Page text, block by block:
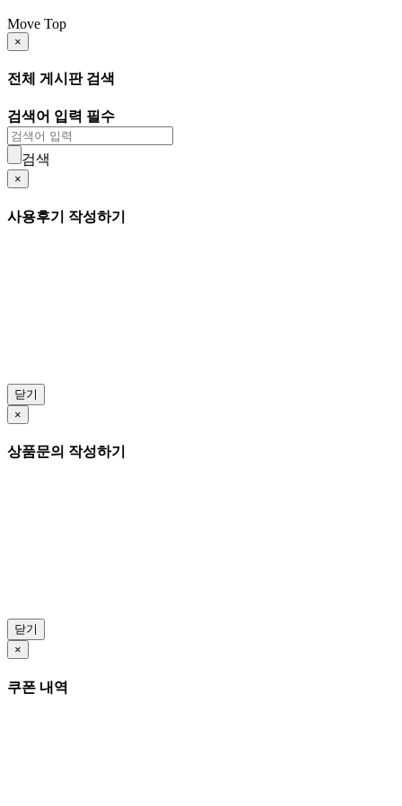
Move Top
×
전체 게시판 검색
검색어 입력 필수
검색
×
사용후기 작성하기
닫기
×
상품문의 작성하기
닫기
×
쿠폰 내역